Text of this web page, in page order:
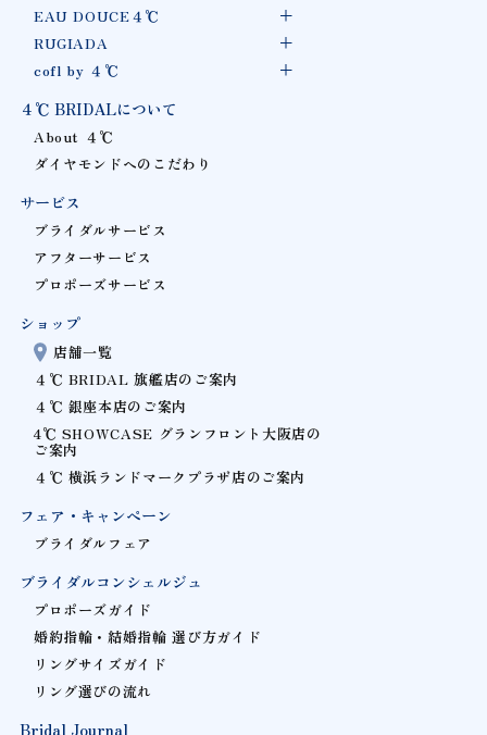
EAU DOUCE４℃
RUGIADA
cofl by ４℃
４℃ BRIDALについて
About ４℃
ダイヤモンドへのこだわり
サービス
ブライダルサービス
アフターサービス
プロポーズサービス
ショップ
店舗一覧
４℃ BRIDAL 旗艦店のご案内
４℃ 銀座本店のご案内
4℃ SHOWCASE グランフロント大阪店の
ご案内
４℃ 横浜ランドマークプラザ店のご案内
フェア・キャンペーン
ブライダルフェア
ブライダルコンシェルジュ
プロポーズガイド
婚約指輪・結婚指輪 選び方ガイド
リングサイズガイド
リング選びの流れ
Bridal Journal